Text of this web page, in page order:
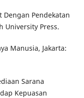
Dengan Pendekatan
University Press.
Manusia, Jakarta:
Sarana
Kepuasan